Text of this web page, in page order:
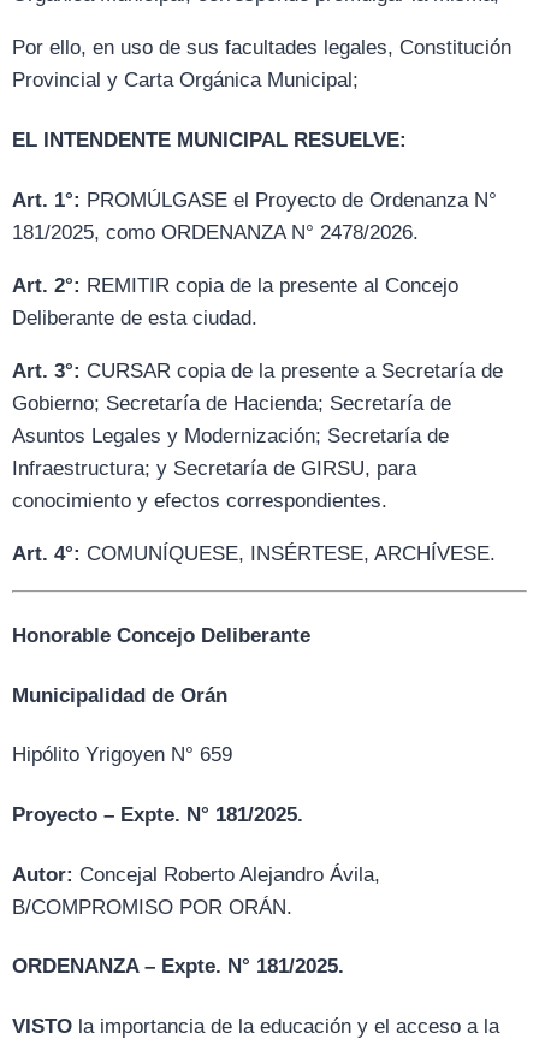
Por ello, en uso de sus facultades legales, Constitución
Provincial y Carta Orgánica Municipal;
EL INTENDENTE MUNICIPAL RESUELVE:
Art. 1°: PROMÚLGASE el Proyecto de Ordenanza N°
181/2025, como ORDENANZA N° 2478/2026.
Art. 2°: REMITIR copia de la presente al Concejo
Deliberante de esta ciudad.
Art. 3°: CURSAR copia de la presente a Secretaría de
Gobierno; Secretaría de Hacienda; Secretaría de
Asuntos Legales y Modernización; Secretaría de
Infraestructura; y Secretaría de GIRSU, para
conocimiento y efectos correspondientes.
Art. 4°: COMUNÍQUESE, INSÉRTESE, ARCHÍVESE.
Honorable Concejo Deliberante
Municipalidad de Orán
Hipólito Yrigoyen N° 659
Proyecto – Expte. N° 181/2025.
Autor: Concejal Roberto Alejandro Ávila,
B/COMPROMISO POR ORÁN.
ORDENANZA – Expte. N° 181/2025.
VISTO la importancia de la educación y el acceso a la